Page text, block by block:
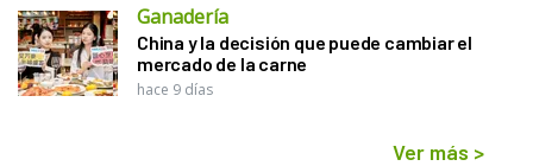
Ganadería
China y la decisión que puede cambiar el
mercado de la carne
hace 9 días
Ver más >